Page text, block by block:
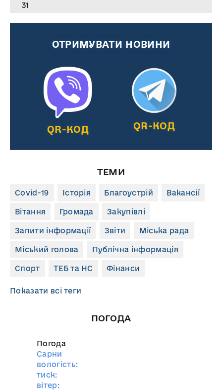
31
ОТРИМУВАТИ НОВИНИ
QR-КОД QR-КОД
ТЕМИ
Covid-19 Історія Благоустрій Вакансії
Вітання Громада Закупівлі
Запити інформації Звіти Міська рада
Міський голова Публічна інформація
Спорт ТЕБ та НС Фінанси
Показати всі теги
ПОГОДА
Погода
Сарни
вологість:
тиск:
вітер: